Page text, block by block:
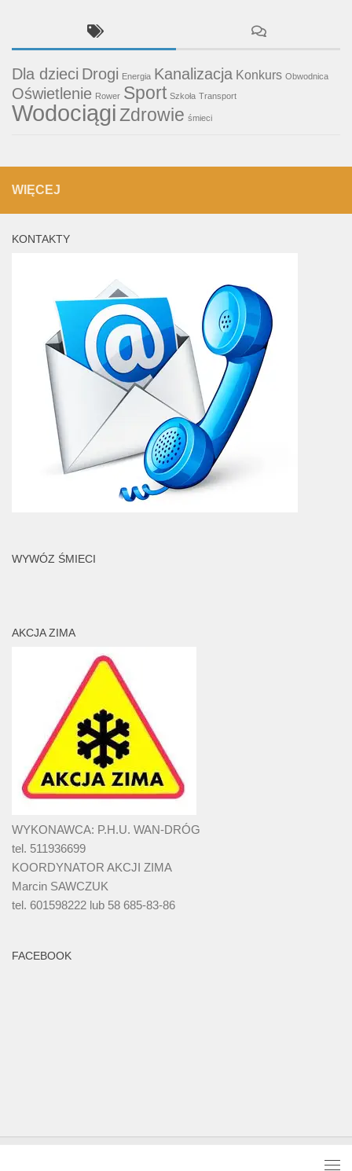
Dla dzieci Drogi Energia Kanalizacja Konkurs Obwodnica
Oświetlenie Rower Sport Szkoła Transport
WodociągiZdrowie śmieci
WIĘCEJ
KONTAKTY
WYWÓZ ŚMIECI
AKCJA ZIMA
WYKONAWCA: P.H.U. WAN-DRÓG
tel. 511936699
KOORDYNATOR AKCJI ZIMA
Marcin SAWCZUK
tel. 601598222 lub 58 685-83-86
FACEBOOK